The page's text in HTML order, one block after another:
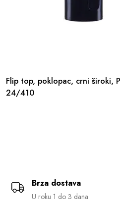
Flip top, poklopac, crni široki,
24/410
Brza dostava
U roku 1 do 3 dana